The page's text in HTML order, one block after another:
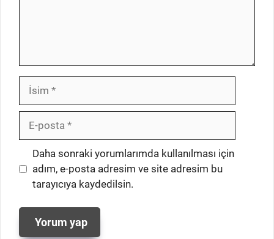
İsim
posta
İnternet
sitesi
Daha sonraki yorumlarımda kullanılması için
adım, e-posta adresim ve site adresim bu
tarayıcıya kaydedilsin.